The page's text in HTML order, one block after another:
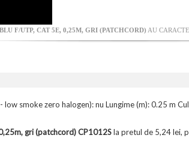
F/UTP, CAT 5E, 0,25M, GRI (PATCHCORD) AU
smoke zero halogen): nu Lungime (m): 0.25 m
gri (patchcord) CP1012Sla pretul de 5,24 lei,